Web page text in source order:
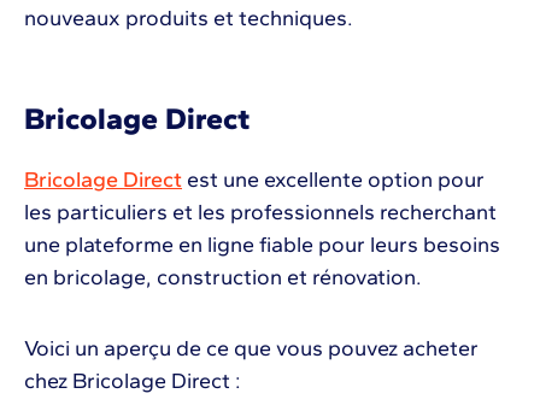
nouveaux produits et techniques.
Bricolage Direct
Bricolage Direct est une excellente option pour
les particuliers et les professionnels recherchant
une plateforme en ligne fiable pour leurs besoins
en bricolage, construction et rénovation.
Voici un aperçu de ce que vous pouvez acheter
chez Bricolage Direct :